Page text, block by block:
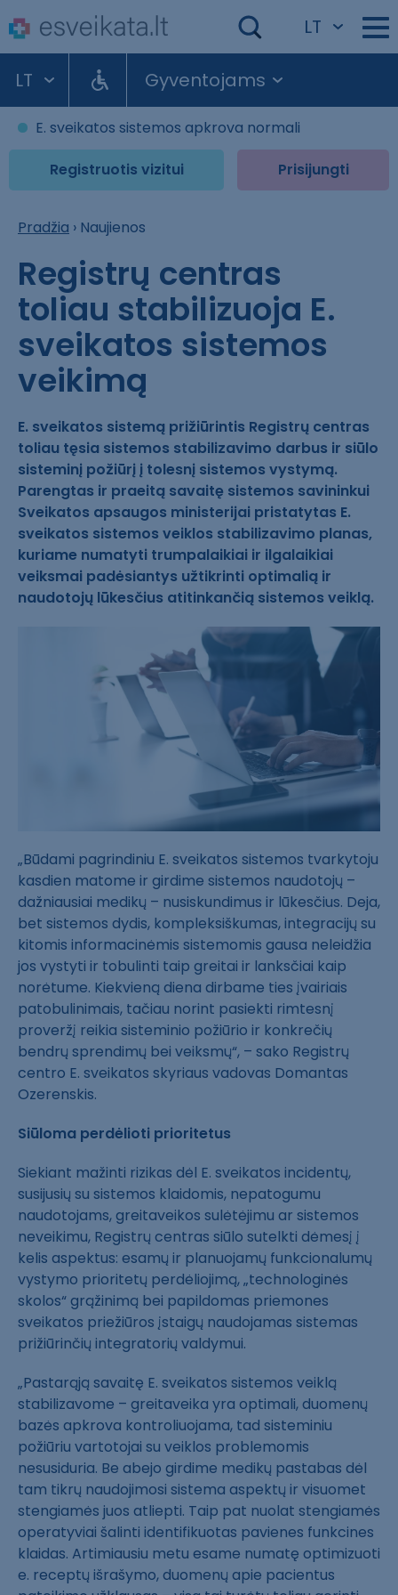
LT
LT Gyventojams
E. sveikatos sistemos apkrova normali
Registruotis vizitui Prisijungti
Pradžia › Naujienos
Registrų centras
toliau stabilizuoja E.
sveikatos sistemos
veikimą
E. sveikatos sistemą prižiūrintis Registrų centras
toliau tęsia sistemos stabilizavimo darbus ir siūlo
sisteminį požiūrį į tolesnį sistemos vystymą.
Parengtas ir praeitą savaitę sistemos savininkui
Sveikatos apsaugos ministerijai pristatytas E.
sveikatos sistemos veiklos stabilizavimo planas,
kuriame numatyti trumpalaikiai ir ilgalaikiai
veiksmai padėsiantys užtikrinti optimalią ir
naudotojų lūkesčius atitinkančią sistemos veiklą.
„Būdami pagrindiniu E. sveikatos sistemos tvarkytoju
kasdien matome ir girdime sistemos naudotojų –
dažniausiai medikų – nusiskundimus ir lūkesčius. Deja,
bet sistemos dydis, kompleksiškumas, integracijų su
kitomis informacinėmis sistemomis gausa neleidžia
jos vystyti ir tobulinti taip greitai ir lanksčiai kaip
norėtume. Kiekvieną diena dirbame ties įvairiais
patobulinimais, tačiau norint pasiekti rimtesnį
proveržį reikia sisteminio požiūrio ir konkrečių
bendrų sprendimų bei veiksmų“, – sako Registrų
centro E. sveikatos skyriaus vadovas Domantas
Ozerenskis.
Siūloma perdėlioti prioritetus
Siekiant mažinti rizikas dėl E. sveikatos incidentų,
susijusių su sistemos klaidomis, nepatogumu
naudotojams, greitaveikos sulėtėjimu ar sistemos
neveikimu, Registrų centras siūlo sutelkti dėmesį į
kelis aspektus: esamų ir planuojamų funkcionalumų
vystymo prioritetų perdėliojimą, „technologinės
skolos“ grąžinimą bei papildomas priemones
sveikatos priežiūros įstaigų naudojamas sistemas
prižiūrinčių integratorių valdymui.
„Pastarąją savaitę E. sveikatos sistemos veiklą
stabilizavome – greitaveika yra optimali, duomenų
bazės apkrova kontroliuojama, tad sisteminiu
požiūriu vartotojai su veiklos problemomis
nesusiduria. Be abejo girdime medikų pastabas dėl
tam tikrų naudojimosi sistema aspektų ir visuomet
stengiamės juos atliepti. Taip pat nuolat stengiamės
operatyviai šalinti identifikuotas pavienes funkcines
klaidas. Artimiausiu metu esame numatę optimizuoti
e. receptų išrašymo, duomenų apie pacientus